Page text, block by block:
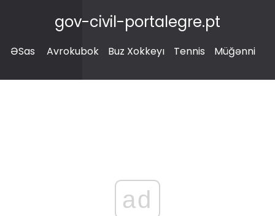
gov-civil-portalegre.pt
ƏSas Avrokubok Buz Xokkeyı Tennis Müğənni
ad